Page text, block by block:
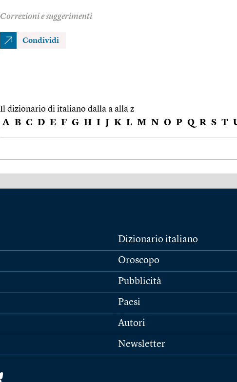
Correzioni e suggerimenti
Condividi
Il dizionario di italiano dalla a alla z
A B C D E F G H I J K L M N O P Q R S T
Dizionario italiano
Oroscopo
Pubblicità
Paesi
Autori
Newsletter